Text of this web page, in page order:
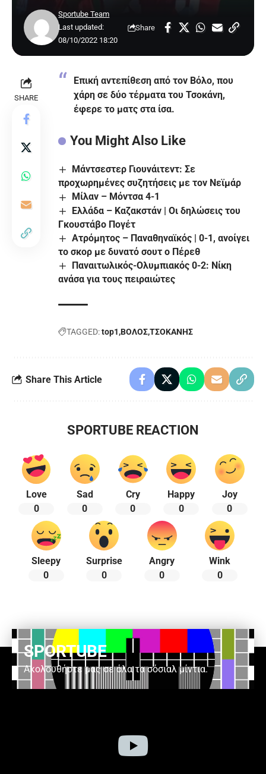
Last updated:
08/10/2022 18:20
Sportube Team
Share
SHARE
Επική αντεπίθεση από τον Βόλο, που
χάρη σε δύο τέρματα του Τσοκάνη,
έφερε το ματς στα ίσα.
You Might Also Like
Μάντσεστερ Γιουνάιτεντ: Σε
προχωρημένες συζητήσεις με τον Νεϊμάρ
Μίλαν – Μόντσα 4-1
Ελλάδα – Καζακστάν | Οι δηλώσεις του
Γκουστάβο Πογέτ
Ατρόμητος – Παναθηναϊκός | 0-1, ανοίγει
το σκορ με δυνατό σουτ ο Πέρεθ
Παναιτωλικός-Ολυμπιακός 0-2: Νίκη
ανάσα για τους πειραιώτες
TAGGED:top1 ΒΟΛΟΣΤΣΟΚΑΝΗΣ
Share This Article
SPORTUBE REACTION
Love
0
Sad
0
Cry
0
Happy
0
Joy
0
Sleepy
0
Surprise
0
Angry
0
Wink
0
SPORTUBE
Ακολουθήστε μας σε όλα τα σόσιαλ μίντια.